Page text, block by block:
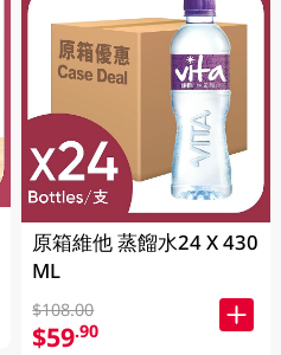
原箱維他 蒸餾水24 X 430
ML
$108.00
$59.90